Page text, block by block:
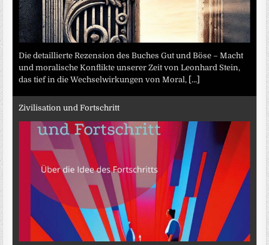
Die detaillierte Rezension des Buches Gut und Böse – Macht
und moralische Konflikte unserer Zeit von Leonhard Stein,
das tief in die Wechselwirkungen von Moral, [...]
Zivilisation und Fortschritt